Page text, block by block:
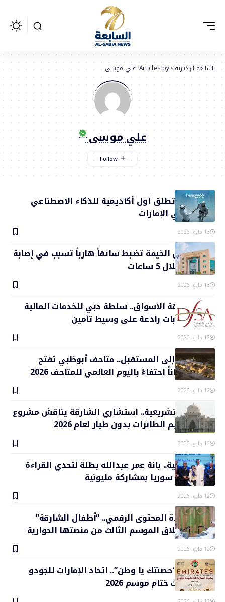
السابعة الإخبارية>Articles by: علي موسى
علي موسى
ثينك بروب تطلق أول أكاديمية للذكاء الاصطناعي
العقاري في الإمارات
13 مايو، 2026
شرطة رأس الخيمة تضبط سائقاً هارباً تسبب في إصابة
3 سيدات خلال 5 ساعات
13 مايو، 2026
صيانةً لنزاهة الأسواق.. سلطة دبي للخدمات المالية
تفرض عقوبات رادعة على وسيط تأمين
12 مايو، 2026
من التاريخ إلى المستقبل.. متاحف أبوظبي تفتح
أبوابها مجاناً احتفاءً باليوم العالمي للمتاحف 2026
12 مايو، 2026
بتوجيهات تشريعية.. استشاري الشارقة يناقش مشروع
قانون تنظيم الطائرات بدون طيار لعام 2026
12 مايو، 2026
ريادة معرفية.. بانة عمر عبدالله بطلة لتحدي القراءة
العربي في سوريا بمشاركة مليونية
12 مايو، 2026
تعزيزاً لريادة المحتوى الرقمي.. “أطفال الشارقة”
تستعد لإطلاق الموسم الثالث من منصتها الحوارية
12 مايو، 2026
تحت شعار “حصنتك يا وطن”.. اتحاد الإمارات للجودو
يطلق مسك ختام موسم 2026